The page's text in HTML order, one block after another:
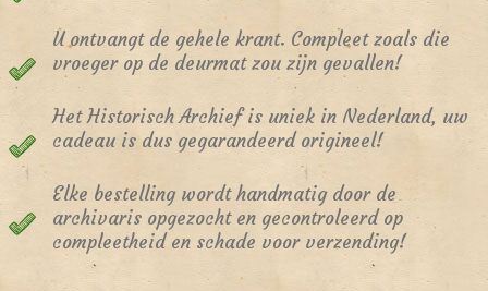
U ontvangt de gehele krant. Compleet zoals die
vroeger op de deurmat zou zijn gevallen!
Het Historisch Archief is uniek in Nederland, uw
cadeau is dus gegarandeerd origineel!
Elke bestelling wordt handmatig door de
archivaris opgezocht en gecontroleerd op
compleetheid en schade voor verzending!